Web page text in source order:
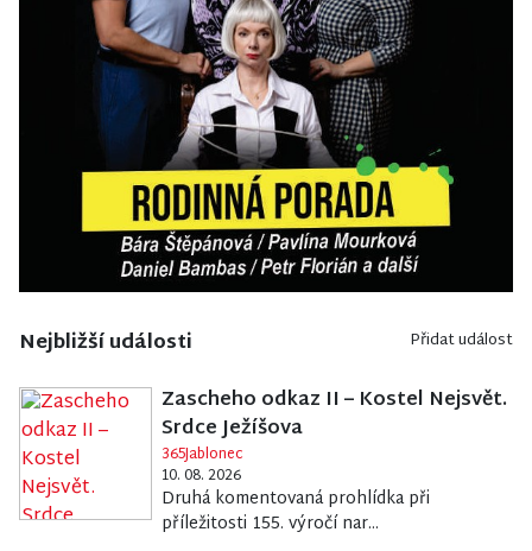
Nejbližší události Přidat událost
Zascheho odkaz II – Kostel Nejsvět.
Srdce Ježíšova
365Jablonec
10. 08. 2026
Druhá komentovaná prohlídka při
příležitosti 155. výročí nar...